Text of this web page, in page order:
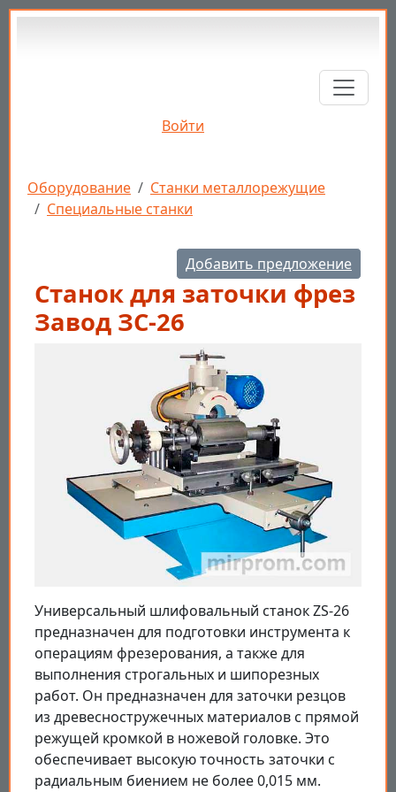
Перейти к основному содержанию
Войти
Строка навигации
Оборудование
Станки металлорежущие
Специальные станки
Добавить предложение
Станок для заточки фрез
Завод ЗС-26
Универсальный шлифовальный станок ZS-26
предназначен для подготовки инструмента к
операциям фрезерования, а также для
выполнения строгальных и шипорезных
работ. Он предназначен для заточки резцов
из древесностружечных материалов с прямой
режущей кромкой в ножевой головке. Это
обеспечивает высокую точность заточки с
радиальным биением не более 0,015 мм.